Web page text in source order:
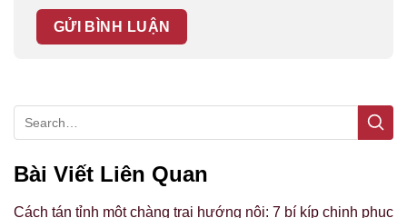
Bài Viết Liên Quan
Cách tán tỉnh một chàng trai hướng nội: 7 bí kíp chinh phục